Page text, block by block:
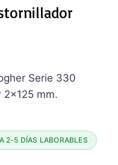
Serie 330
2×125 mm.
2-5 DÍAS LABORABLES